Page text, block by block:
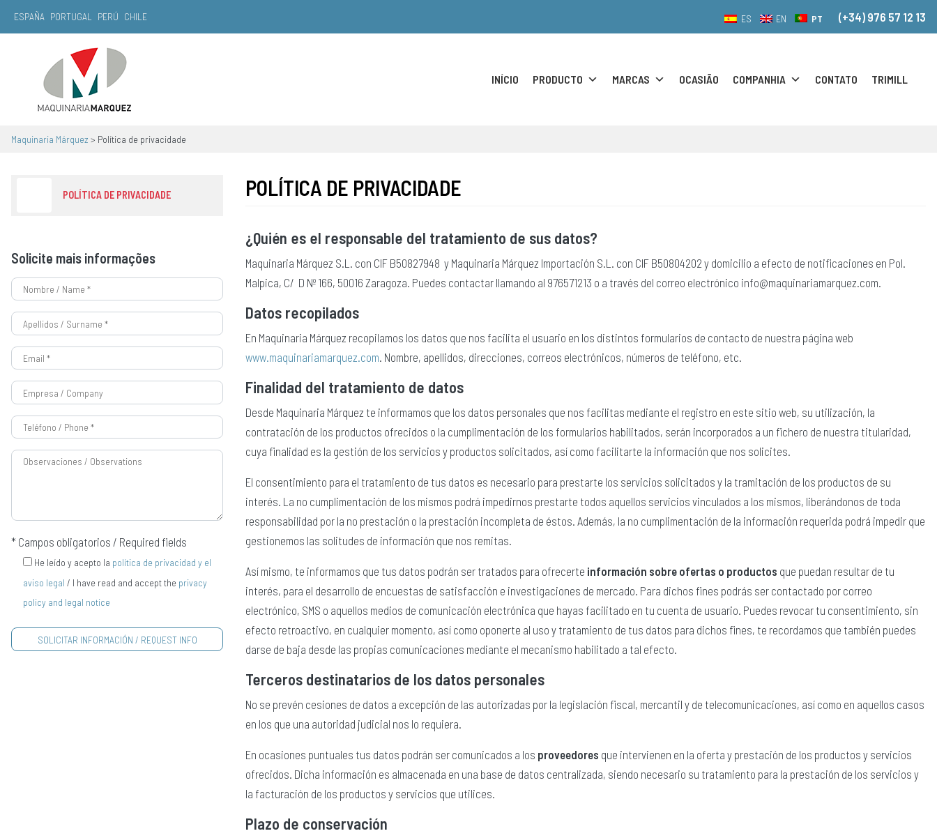
ESPAÑA PORTUGAL PERÚ CHILE ES EN PT (+34) 976 57 12 13
Navegação principal
INÍCIO PRODUCTO MARCAS OCASIÃO COMPANHIA CONTATO TRIMILL
Maquinaria Márquez > Política de privacidade
POLÍTICA DE PRIVACIDADE
Solicite mais informações
* Campos obligatorios / Required fields
He leído y acepto la política de privacidad y el
aviso legal / I have read and accept the privacy
policy and legal notice
POLÍTICA DE PRIVACIDADE
¿Quién es el responsable del tratamiento de sus datos?
Maquinaria Márquez S.L. con CIF B50827948 y Maquinaria Márquez Importación S.L. con CIF B50804202 y domicilio a efecto de notificaciones en Pol.
Malpica, C/ D Nº 166, 50016 Zaragoza. Puedes contactar llamando al 976571213 o a través del correo electrónico info@maquinariamarquez.com.
Datos recopilados
En Maquinaria Márquez recopilamos los datos que nos facilita el usuario en los distintos formularios de contacto de nuestra página web
www.maquinariamarquez.com . Nombre, apellidos, direcciones, correos electrónicos, números de teléfono, etc.
Finalidad del tratamiento de datos
Desde Maquinaria Márquez te informamos que los datos personales que nos facilitas mediante el registro en este sitio web, su utilización, la
contratación de los productos ofrecidos o la cumplimentación de los formularios habilitados, serán incorporados a un fichero de nuestra titularidad,
cuya finalidad es la gestión de los servicios y productos solicitados, así como facilitarte la información que nos solicites.
El consentimiento para el tratamiento de tus datos es necesario para prestarte los servicios solicitados y la tramitación de los productos de su
interés. La no cumplimentación de los mismos podrá impedirnos prestarte todos aquellos servicios vinculados a los mismos, liberándonos de toda
responsabilidad por la no prestación o la prestación incompleta de éstos. Además, la no cumplimentación de la información requerida podrá impedir que
gestionemos las solitudes de información que nos remitas.
Así mismo, te informamos que tus datos podrán ser tratados para ofrecerte información sobre ofertas o productos que puedan resultar de tu
interés, para el desarrollo de encuestas de satisfacción e investigaciones de mercado. Para dichos fines podrás ser contactado por correo
electrónico, SMS o aquellos medios de comunicación electrónica que hayas facilitado en tu cuenta de usuario. Puedes revocar tu consentimiento, sin
efecto retroactivo, en cualquier momento, así como oponerte al uso y tratamiento de tus datos para dichos fines, te recordamos que también puedes
darse de baja desde las propias comunicaciones mediante el mecanismo habilitado a tal efecto.
Terceros destinatarios de los datos personales
No se prevén cesiones de datos a excepción de las autorizadas por la legislación fiscal, mercantil y de telecomunicaciones, así como en aquellos casos
en los que una autoridad judicial nos lo requiera.
En ocasiones puntuales tus datos podrán ser comunicados a los proveedores que intervienen en la oferta y prestación de los productos y servicios
ofrecidos. Dicha información es almacenada en una base de datos centralizada, siendo necesario su tratamiento para la prestación de los servicios y
la facturación de los productos y servicios que utilices.
Plazo de conservación